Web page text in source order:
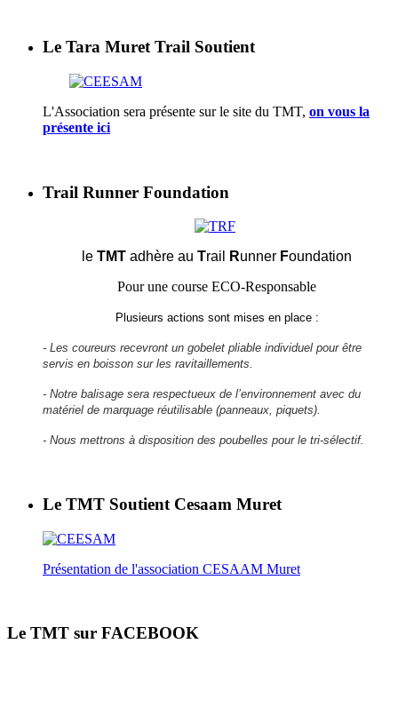
Le Tara Muret Trail Soutient
L'Association sera présente sur le site du TMT, on vous la
présente ici
Trail Runner Foundation
le TMT adhère au Trail Runner Foundation
Pour une course ECO-Responsable
Plusieurs actions sont mises en place :
- Les coureurs recevront un gobelet pliable individuel pour être
servis en boisson sur les ravitaillements.
- Notre balisage sera respectueux de l’environnement avec du
matériel de marquage réutilisable (panneaux, piquets).
- Nous mettrons à disposition des poubelles pour le tri-sélectif.
Le TMT Soutient Cesaam Muret
Présentation de l'association CESAAM Muret
Le TMT sur FACEBOOK